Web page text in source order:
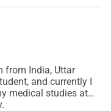
from India, Uttar
and currently I
medical studies at